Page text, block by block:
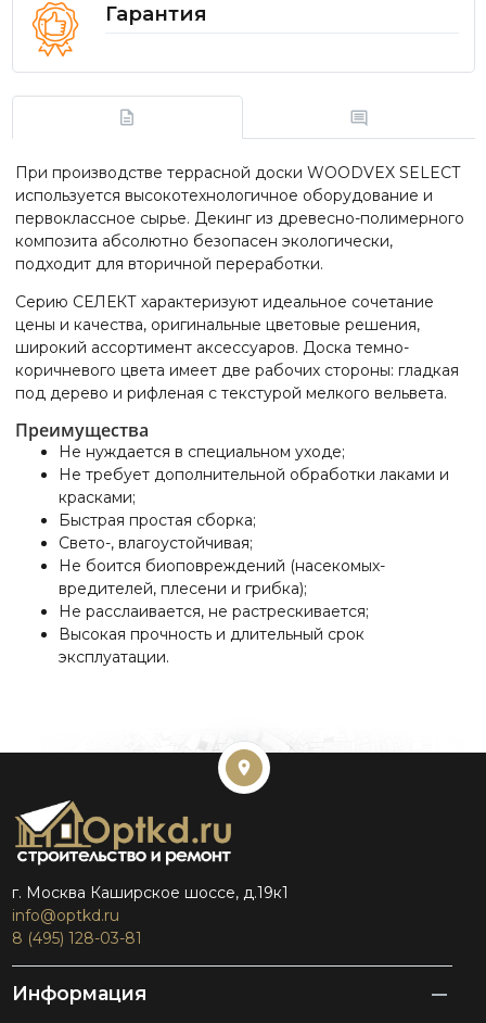
Гарантия
При производстве террасной доски WOODVEX SELECT
используется высокотехнологичное оборудование и
первоклассное сырье. Декинг из древесно-полимерного
композита абсолютно безопасен экологически,
подходит для вторичной переработки.
Серию СЕЛЕКТ характеризуют идеальное сочетание
цены и качества, оригинальные цветовые решения,
широкий ассортимент аксессуаров. Доска темно-
коричневого цвета имеет две рабочих стороны: гладкая
под дерево и рифленая с текстурой мелкого вельвета.
Преимущества
Не нуждается в специальном уходе;
Не требует дополнительной обработки лаками и
красками;
Быстрая простая сборка;
Свето-, влагоустойчивая;
Не боится биоповреждений (насекомых-
вредителей, плесени и грибка);
Не расслаивается, не растрескивается;
Высокая прочность и длительный срок
эксплуатации.
г. Москва Каширское шоссе, д.19к1
info@optkd.ru
8 (495) 128-03-81
Информация